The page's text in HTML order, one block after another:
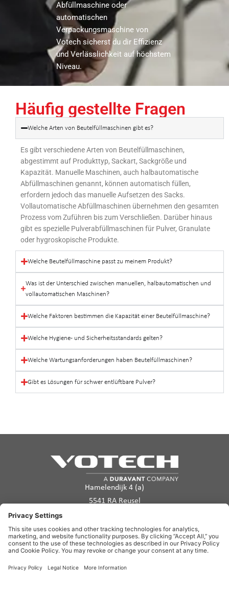
Abfüllmaschine oder
automatischen
Verpackungsmaschine von
Votech sicherst du dir Effizienz
und Verlässlichkeit auf höchstem
Niveau.
Häufig gestellte Fragen
Welche Arten von Beutelfüllmaschinen gibt es?
Es gibt verschiedene Arten von Beutelfüllmaschinen,
abgestimmt auf Produkttyp, Sackart, Sackgröße und
Kapazität. Manuelle Maschinen, auch halbautomatische
Abfüllmaschinen genannt, können automatisch füllen,
erfordern jedoch das manuelle Aufsetzen des Sacks.
Vollautomatische Abfüllmaschinen übernehmen den gesamten
Prozess vom Zuführen bis zum Verschließen. Darüber hinaus
gibt es spezielle Pulverabfüllmaschinen für Pulver, Granulate
oder hygroskopische Produkte.
Welche Beutelfüllmaschine passt zu meinem Produkt?
Was ist der Unterschied zwischen manuellen, halbautomatischen und
vollautomatischen Maschinen?
Welche Faktoren bestimmen die Kapazität einer Beutelfüllmaschine?
Welche Hygiene- und Sicherheitsstandards gelten?
Welche Wartungsanforderungen haben Beutelfüllmaschinen?
Gibt es Lösungen für schwer entlüftbare Pulver?
Hamelendijk 4 (a)
5541 RA Reusel
info@votech.com
+31 13 820 0357
Datenschutzerklärung NatzungsbedingungenCookie-Richtlinie
Haftungsausschluss